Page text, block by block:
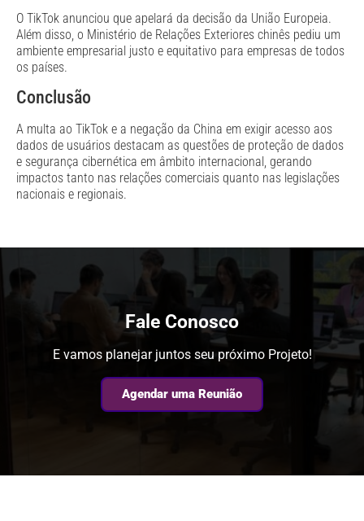
O TikTok anunciou que apelará da decisão da União Europeia.
Além disso, o Ministério de Relações Exteriores chinês pediu um
ambiente empresarial justo e equitativo para empresas de todos
os países.
Conclusão
A multa ao TikTok e a negação da China em exigir acesso aos
dados de usuários destacam as questões de proteção de dados
e segurança cibernética em âmbito internacional, gerando
impactos tanto nas relações comerciais quanto nas legislações
nacionais e regionais.
Fale Conosco
E vamos planejar juntos seu próximo Projeto!
Agendar uma Reunião